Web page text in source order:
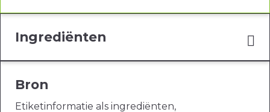
Ingrediënten
Bron
Etiketinformatie als ingrediënten,